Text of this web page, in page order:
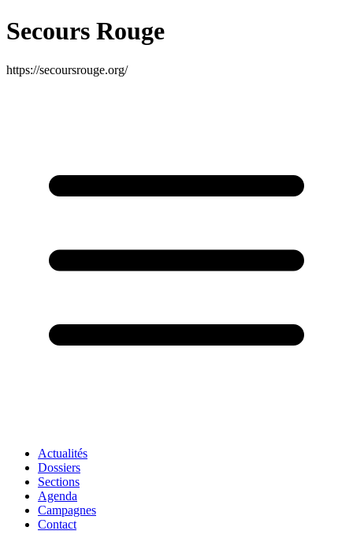
Secours Rouge
https://secoursrouge.org/
Actualités
Dossiers
Sections
Agenda
Campagnes
Contact